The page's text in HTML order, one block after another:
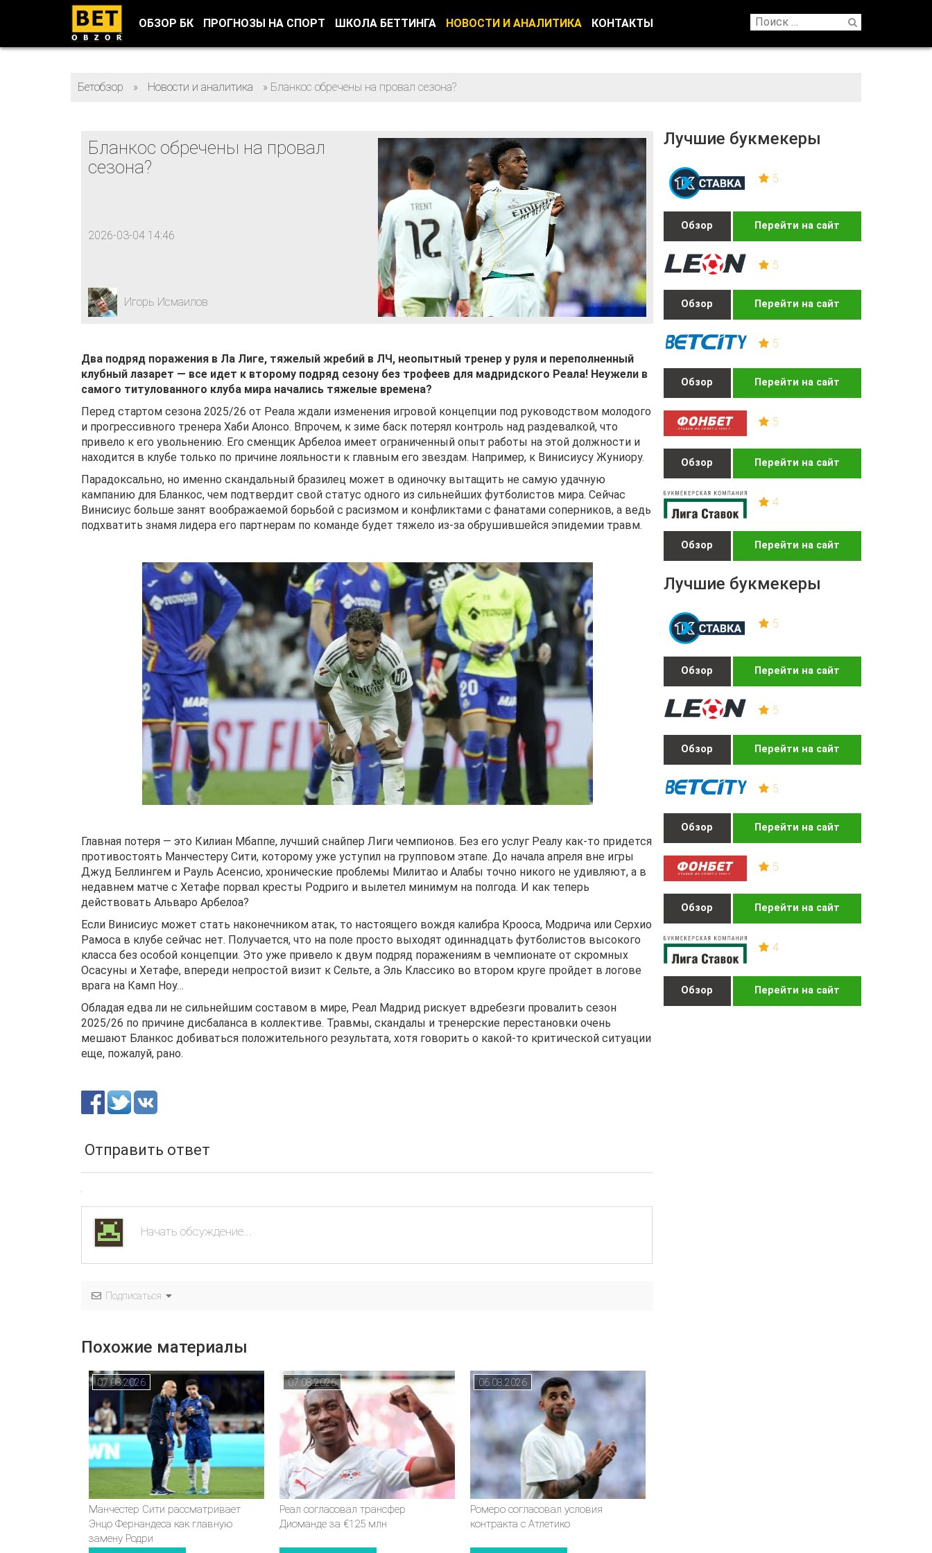
ОБЗОР БК ПРОГНОЗЫ НА СПОРТ ШКОЛА БЕТТИНГА НОВОСТИ И АНАЛИТИКА КОНТАКТЫ
Бетобзор » Новости и аналитика » Бланкос обречены на провал сезона?
Лучшие букмекеры
5
Обзор Перейти на сайт
5
Обзор Перейти на сайт
5
Обзор Перейти на сайт
5
Обзор Перейти на сайт
4
Обзор Перейти на сайт
Лучшие букмекеры
5
Обзор Перейти на сайт
5
Обзор Перейти на сайт
5
Обзор Перейти на сайт
5
Обзор Перейти на сайт
4
Обзор Перейти на сайт
Бланкос обречены на провал
сезона?
2026-03-04 14:46
Игорь Исмаилов
Два подряд поражения в Ла Лиге, тяжелый жребий в ЛЧ, неопытный тренер у руля и переполненный
клубный лазарет — все идет к второму подряд сезону без трофеев для мадридского Реала! Неужели в
самого титулованного клуба мира начались тяжелые времена?
Перед стартом сезона 2025/26 от Реала ждали изменения игровой концепции под руководством молодого
и прогрессивного тренера Хаби Алонсо. Впрочем, к зиме баск потерял контроль над раздевалкой, что
привело к его увольнению. Его сменщик Арбелоа имеет ограниченный опыт работы на этой должности и
находится в клубе только по причине лояльности к главным его звездам. Например, к Винисиусу Жуниору.
Парадоксально, но именно скандальный бразилец может в одиночку вытащить не самую удачную
кампанию для Бланкос, чем подтвердит свой статус одного из сильнейших футболистов мира. Сейчас
Винисиус больше занят воображаемой борьбой с расизмом и конфликтами с фанатами соперников, а ведь
подхватить знамя лидера его партнерам по команде будет тяжело из-за обрушившейся эпидемии травм.
Главная потеря — это Килиан Мбаппе, лучший снайпер Лиги чемпионов. Без его услуг Реалу как-то придется
противостоять Манчестеру Сити, которому уже уступил на групповом этапе. До начала апреля вне игры
Джуд Беллингем и Рауль Асенсио, хронические проблемы Милитао и Алабы точно никого не удивляют, а в
недавнем матче с Хетафе порвал кресты Родриго и вылетел минимум на полгода. И как теперь
действовать Альваро Арбелоа?
Если Винисиус может стать наконечником атак, то настоящего вождя калибра Крооса, Модрича или Серхио
Рамоса в клубе сейчас нет. Получается, что на поле просто выходят одиннадцать футболистов высокого
класса без особой концепции. Это уже привело к двум подряд поражениям в чемпионате от скромных
Осасуны и Хетафе, впереди непростой визит к Сельте, а Эль Классико во втором круге пройдет в логове
врага на Камп Ноу…
Обладая едва ли не сильнейшим составом в мире, Реал Мадрид рискует вдребезги провалить сезон
2025/26 по причине дисбаланса в коллективе. Травмы, скандалы и тренерские перестановки очень
мешают Бланкос добиваться положительного результата, хотя говорить о какой-то критической ситуации
еще, пожалуй, рано.
Отправить ответ
Подписаться
Похожие материалы
07.08.2026
Манчестер Сити рассматривает
Энцо Фернандеса как главную
замену Родри
07.08.2026
Реал согласовал трансфер
Диоманде за €125 млн
06.08.2026
Ромеро согласовал условия
контракта с Атлетико